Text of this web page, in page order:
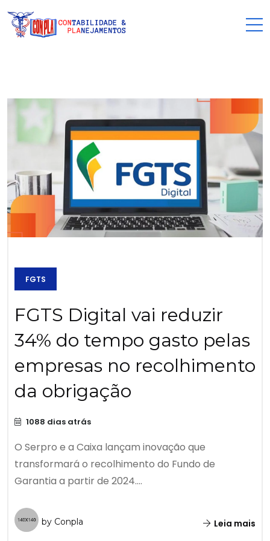
FGTS
FGTS Digital vai reduzir
34% do tempo gasto pelas
empresas no recolhimento
da obrigação
1088 dias atrás
O Serpro e a Caixa lançam inovação que
transformará o recolhimento do Fundo de
Garantia a partir de 2024....
by Conpla Leia mais